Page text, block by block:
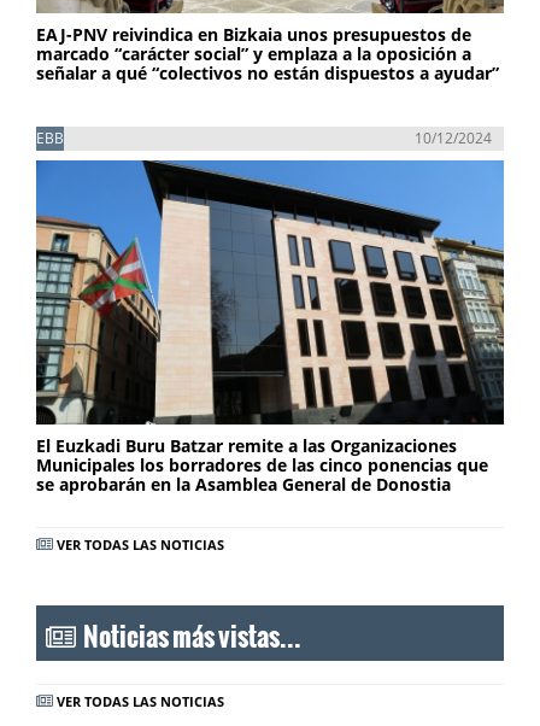
EAJ-PNV reivindica en Bizkaia unos presupuestos de
marcado “carácter social” y emplaza a la oposición a
señalar a qué “colectivos no están dispuestos a ayudar”
EBB 10/12/2024
El Euzkadi Buru Batzar remite a las Organizaciones
Municipales los borradores de las cinco ponencias que
se aprobarán en la Asamblea General de Donostia
VER TODAS LAS NOTICIAS
Noticias más vistas...
VER TODAS LAS NOTICIAS